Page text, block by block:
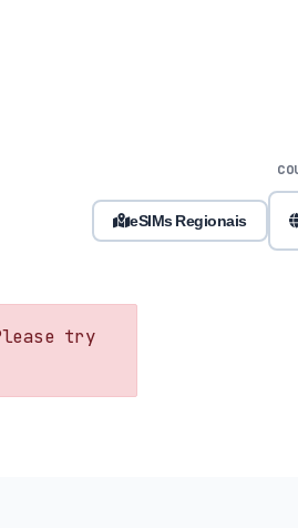
eSIMs Regionais
try